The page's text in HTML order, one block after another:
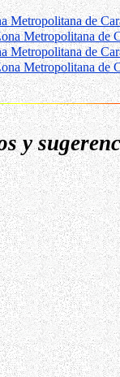
de
Metropolitana de
Metropolitana de
Metropolitana de
y